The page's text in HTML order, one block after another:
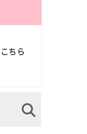
ちら